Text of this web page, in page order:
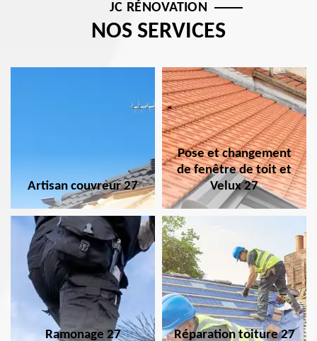
JC RÉNOVATION
NOS SERVICES
Artisan couvreur 27
Pose et changement
de fenêtre de toit et
Velux 27
Ramonage 27 Réparation toiture 27